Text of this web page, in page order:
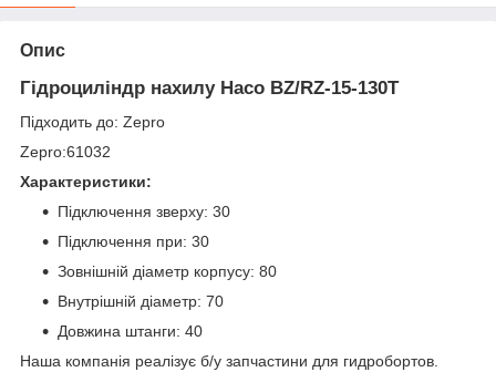
Опис
Гідроциліндр нахилу Haco BZ/RZ-15-130T
Підходить до: Zepro
Zepro:61032
Характеристики:
Підключення зверху: 30
Підключення при: 30
Зовнішній діаметр корпусу: 80
Внутрішній діаметр: 70
Довжина штанги: 40
Наша компанія реалізує б/у запчастини для гидробортов.